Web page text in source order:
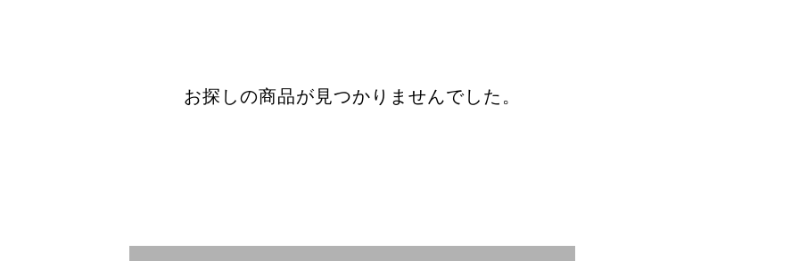
お探しの商品が見つかりませんでした。